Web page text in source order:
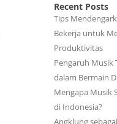
Recent Posts
Tips
Bekerja untuk
Produktivitas
Pengaruh Musik
dalam Bermain
Mengapa Musik
di Indonesia?
Angklung